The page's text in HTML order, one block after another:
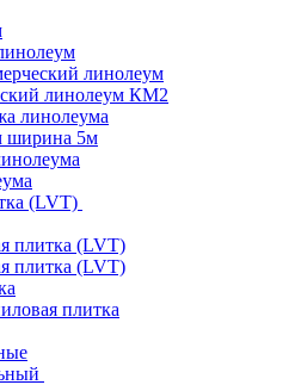
линолеум
линолеум КМ2
линолеума
ширина 5м
(LVT)
плитка (LVT)
плитка (LVT)
плитка